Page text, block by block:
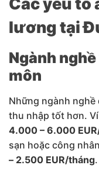
lương tại
Ngành
môn
Những ngành
thu nhập tốt hơn.
4.000 – 6.000
sạn hoặc công
– 2.500 EUR/tháng.